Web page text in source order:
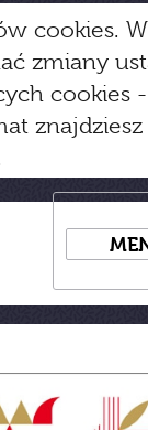
cookies.
zmiany
cookies